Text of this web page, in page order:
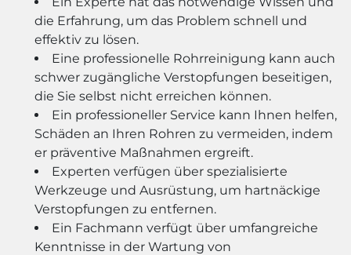
die Erfahrung, um das Problem schnell und
effektiv zu lösen.
Eine professionelle Rohrreinigung kann auch
schwer zugängliche Verstopfungen beseitigen,
die Sie selbst nicht erreichen können.
Ein professioneller Service kann Ihnen helfen,
Schäden an Ihren Rohren zu vermeiden, indem
er präventive Maßnahmen ergreift.
Experten verfügen über spezialisierte
Werkzeuge und Ausrüstung, um hartnäckige
Verstopfungen zu entfernen.
Ein Fachmann verfügt über umfangreiche
Kenntnisse in der Wartung von